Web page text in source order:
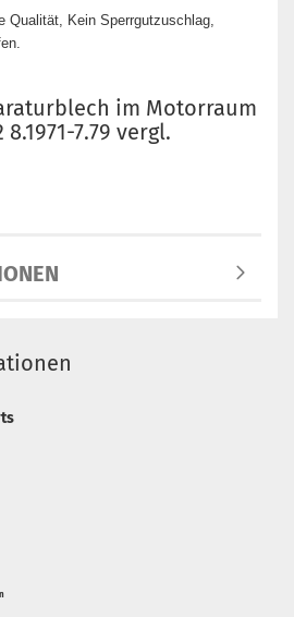
Qualität, Kein Sperrgutzuschlag,
im Motorraum
8.1971-7.79 vergl.